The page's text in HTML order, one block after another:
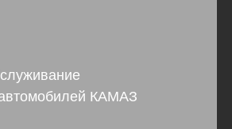
КАМАЗ